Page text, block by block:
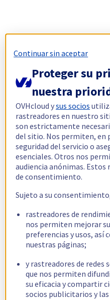
Continuar sin aceptar
Proteger su
nuestra
OVHcloud ysus socios
rastreadores en nuestro
son estrictamente
del sitio. Nos permiten,
seguridad del servicio o
esenciales. Otros nos
audiencia anónimas.
de consentimiento.
Sujeto a su
rastreadores de
nos permiten mejorar
preferencias y usos, así
nuestras páginas;
y rastreadores de redes
que nos permiten
su eficacia y compartir
socios publicitarios y las